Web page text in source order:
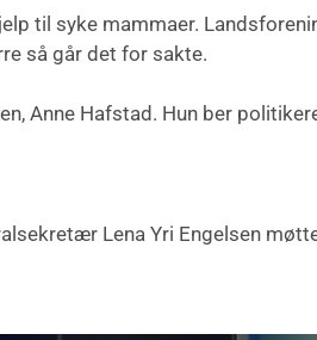
til syke mammaer.
så går det for sakte.
Anne Hafstad. Hun ber
Lena Yri Engelsen